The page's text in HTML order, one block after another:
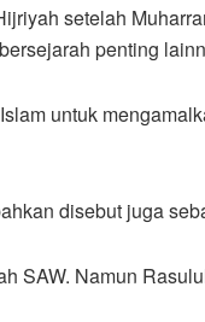
setelah
penting
untuk
disebut juga
SAW. Namun